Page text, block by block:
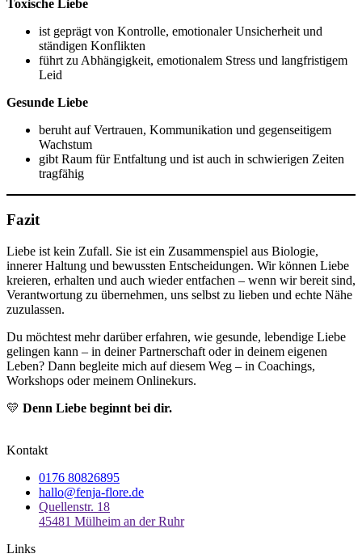
Toxische Liebe
ist geprägt von Kontrolle, emotionaler Unsicherheit und
ständigen Konflikten
führt zu Abhängigkeit, emotionalem Stress und langfristigem
Leid
Gesunde Liebe
beruht auf Vertrauen, Kommunikation und gegenseitigem
Wachstum
gibt Raum für Entfaltung und ist auch in schwierigen Zeiten
tragfähig
Fazit
Liebe ist kein Zufall. Sie ist ein Zusammenspiel aus Biologie,
innerer Haltung und bewussten Entscheidungen. Wir können Liebe
kreieren, erhalten und auch wieder entfachen – wenn wir bereit sind,
Verantwortung zu übernehmen, uns selbst zu lieben und echte Nähe
zuzulassen.
Du möchtest mehr darüber erfahren, wie gesunde, lebendige Liebe
gelingen kann – in deiner Partnerschaft oder in deinem eigenen
Leben? Dann begleite mich auf diesem Weg – in Coachings,
Workshops oder meinem Onlinekurs.
💛 Denn Liebe beginnt bei dir.
Kontakt
0176 80826895
hallo@fenja-flore.de
Quellenstr. 18
45481 Mülheim an der Ruhr
Links